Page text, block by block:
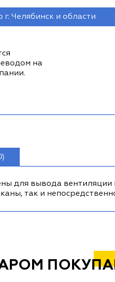
г. Челябинск и области
на
для вывода
так и